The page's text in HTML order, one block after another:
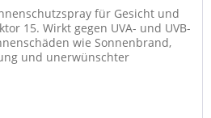
für Gesicht und
15. Wirkt gegen UVA- und UVB-
wie Sonnenbrand,
und unerwünschter